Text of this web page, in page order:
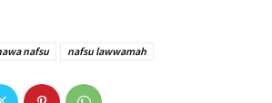
nafsu nafsu lawwamah